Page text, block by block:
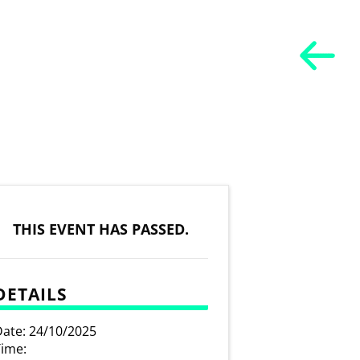
THIS EVENT HAS PASSED.
24/10/2025